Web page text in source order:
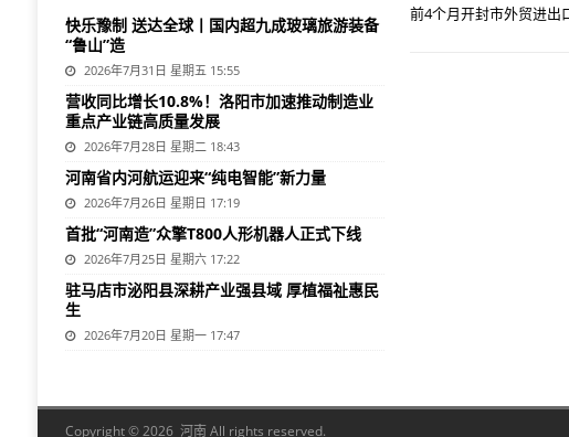
前4个月开封市外贸进出
快乐豫制 送达全球丨国内超九成玻璃旅游装备
“鲁山”造
2026年7月31日 星期五 15:55
营收同比增长10.8%！洛阳市加速推动制造业
重点产业链高质量发展
2026年7月28日 星期二 18:43
河南省内河航运迎来“纯电智能”新力量
2026年7月26日 星期日 17:19
首批“河南造”众擎T800人形机器人正式下线
2026年7月25日 星期六 17:22
驻马店市泌阳县深耕产业强县域 厚植福祉惠民
生
2026年7月20日 星期一 17:47
Copyright © 2026 河南 All rights reserved.